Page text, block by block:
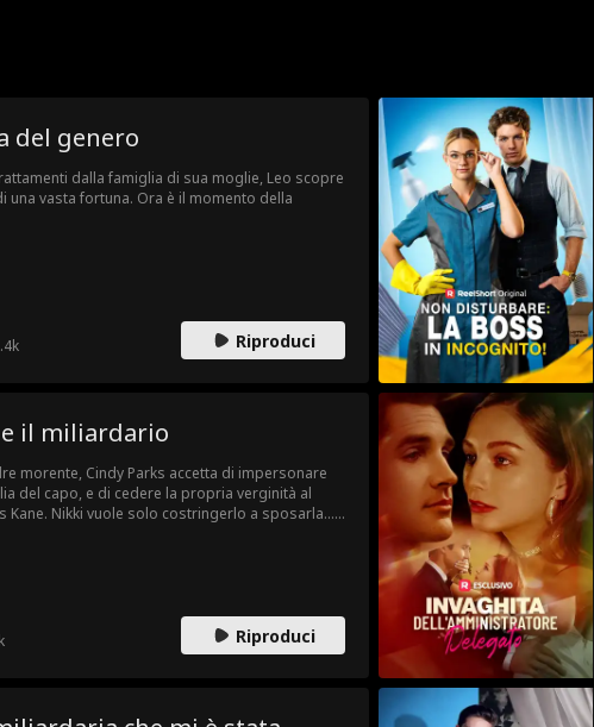
del genero
dalla famiglia di sua moglie, Leo scopre
una vasta fortuna. Ora è il momento della
Riproduci
il miliardario
morente, Cindy Parks accetta di impersonare
del capo, e di cedere la propria verginità al
Kane. Nikki vuole solo costringerlo a sposarla…
Riproduci